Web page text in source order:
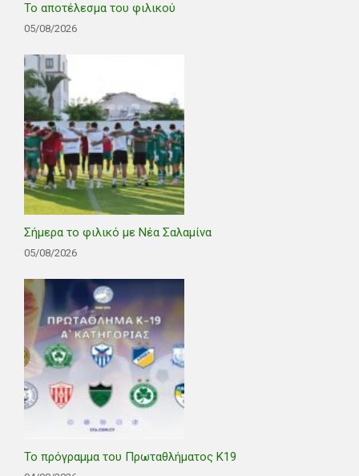
Το αποτέλεσμα του φιλικού
05/08/2026
Σήμερα το φιλικό με Νέα Σαλαμίνα
05/08/2026
Το πρόγραμμα του Πρωταθλήματος Κ19